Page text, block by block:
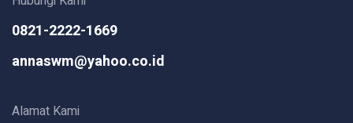
0821-2222-1669
annaswm@yahoo.co.id
Alamat Kami